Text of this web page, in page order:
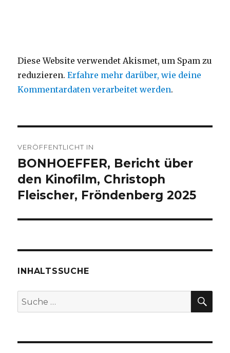
Diese Website verwendet Akismet, um Spam zu
reduzieren.Erfahre mehr darüber, wie deine
Kommentardaten verarbeitet werden.
VERÖFFENTLICHT IN
BONHOEFFER, Bericht über
den Kinofilm, Christoph
Fleischer, Fröndenberg 2025
INHALTSSUCHE
Suche
nach: